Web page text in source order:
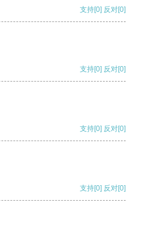
支持[0] 反对[0]
支持[0] 反对[0]
支持[0] 反对[0]
支持[0] 反对[0]